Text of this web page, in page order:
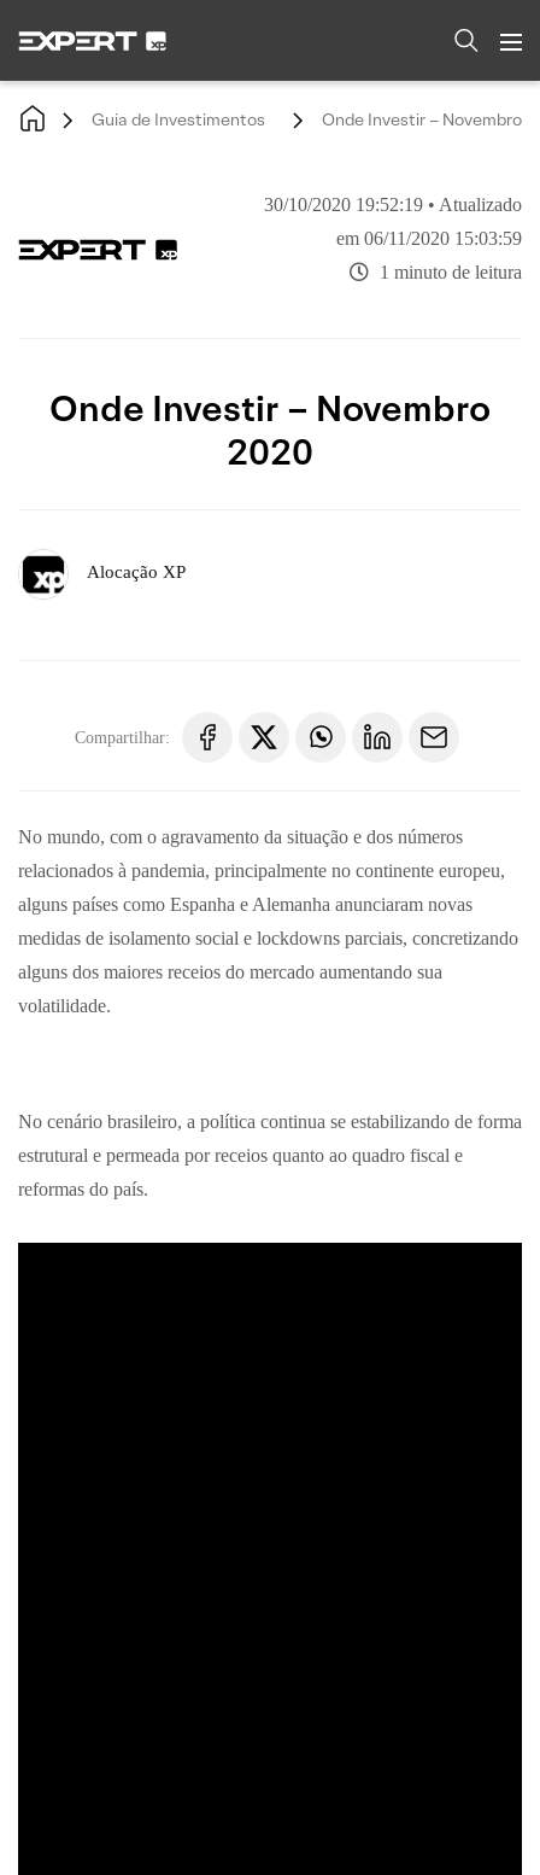
Guia de Investimentos Onde Investir – Novembro
30/10/2020 19:52:19 • Atualizado
em 06/11/2020 15:03:59
1 minuto de leitura
Onde Investir – Novembro
2020
Alocação XP
Compartilhar:
No mundo, com o agravamento da situação e dos números
relacionados à pandemia, principalmente no continente europeu,
alguns países como Espanha e Alemanha anunciaram novas
medidas de isolamento social e lockdowns parciais, concretizando
alguns dos maiores receios do mercado aumentando sua
volatilidade.
No cenário brasileiro, a política continua se estabilizando de forma
estrutural e permeada por receios quanto ao quadro fiscal e
reformas do país.